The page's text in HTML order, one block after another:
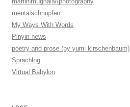
mentalschnupfen
My Ways With Words
Pinyin news
poetry and prose (by yumi kirschenbaum)
Sprachlog
Virtual Babylon